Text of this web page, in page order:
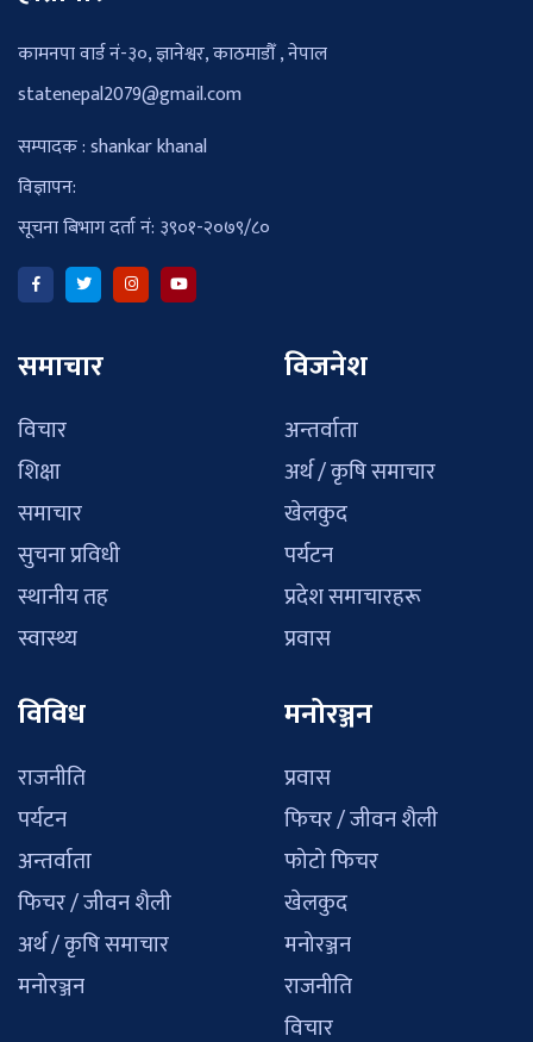
कामनपा वार्ड नं-३०, ज्ञानेश्वर, काठमाडौँ , नेपाल
statenepal2079@gmail.com
सम्पादक : shankar khanal
विज्ञापन:
सूचना बिभाग दर्ता नं: ३९०१-२०७९/८०
समाचार
विचार
शिक्षा
समाचार
सुचना प्रविधी
स्थानीय तह
स्वास्थ्य
विजनेश
अन्तर्वाता
अर्थ / कृषि समाचार
खेलकुद
पर्यटन
प्रदेश समाचारहरू
प्रवास
विविध
राजनीति
पर्यटन
अन्तर्वाता
फिचर / जीवन शैली
अर्थ / कृषि समाचार
मनोरञ्जन
मनोरञ्जन
प्रवास
फिचर / जीवन शैली
फोटो फिचर
खेलकुद
मनोरञ्जन
राजनीति
विचार